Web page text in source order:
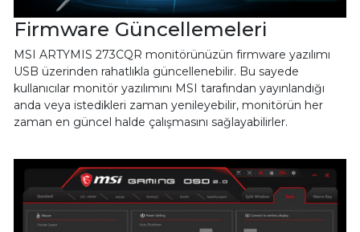
Firmware Güncellemeleri
MSI ARTYMIS 273CQR monitörünüzün firmware yazılımı
USB üzerinden rahatlıkla güncellenebilir. Bu sayede
kullanıcılar monitör yazılımını MSI tarafından yayınlandığı
anda veya istedikleri zaman yenileyebilir, monitörün her
zaman en güncel halde çalışmasını sağlayabilirler.